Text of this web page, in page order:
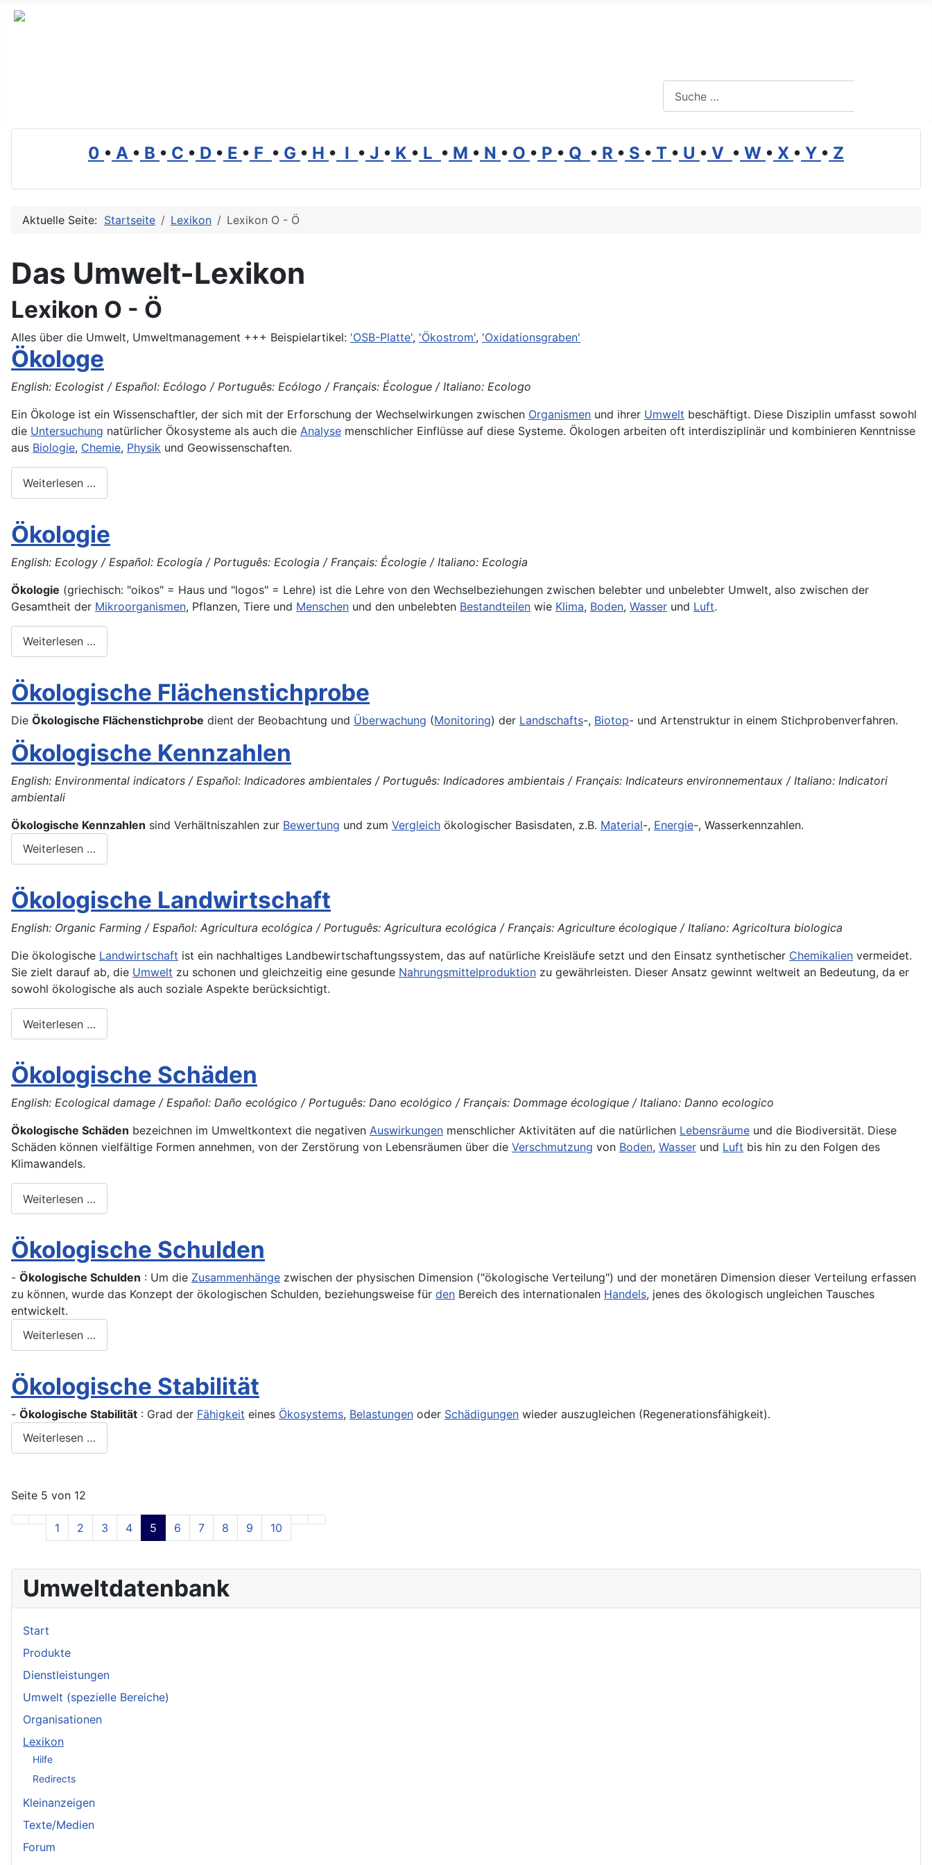
0 • A • B • C • D • E • F • G • H • I • J • K • L • M • N • O • P • Q • R • S • T • U • V • W • X • Y • Z
Aktuelle Seite: Startseite Lexikon Lexikon O - Ö
Das Umwelt-Lexikon
Lexikon O - Ö
Alles über die Umwelt, Umweltmanagement +++ Beispielartikel: 'OSB-Platte', 'Ökostrom', 'Oxidationsgraben'
Ökologe
English: Ecologist / Español: Ecólogo / Português: Ecólogo / Français: Écologue / Italiano: Ecologo
Ein Ökologe ist ein Wissenschaftler, der sich mit der Erforschung der Wechselwirkungen zwischen Organismen und ihrer Umwelt beschäftigt. Diese Disziplin umfasst sowohl
die Untersuchung natürlicher Ökosysteme als auch die Analyse menschlicher Einflüsse auf diese Systeme. Ökologen arbeiten oft interdisziplinär und kombinieren Kenntnisse
aus Biologie, Chemie, Physik und Geowissenschaften.
Weiterlesen …
Ökologie
English: Ecology / Español: Ecología / Português: Ecologia / Français: Écologie / Italiano: Ecologia
Ökologie (griechisch: "oikos" = Haus und "logos" = Lehre) ist die Lehre von den Wechselbeziehungen zwischen belebter und unbelebter Umwelt, also zwischen der
Gesamtheit der Mikroorganismen, Pflanzen, Tiere und Menschen und den unbelebten Bestandteilen wie Klima, Boden, Wasser und Luft.
Weiterlesen …
Ökologische Flächenstichprobe
Die Ökologische Flächenstichprobe dient der Beobachtung und Überwachung (Monitoring) der Landschafts-, Biotop- und Artenstruktur in einem Stichprobenverfahren.
Ökologische Kennzahlen
English: Environmental indicators / Español: Indicadores ambientales / Português: Indicadores ambientais / Français: Indicateurs environnementaux / Italiano: Indicatori
ambientali
Ökologische Kennzahlen sind Verhältniszahlen zur Bewertung und zum Vergleich ökologischer Basisdaten, z.B. Material-, Energie-, Wasserkennzahlen.
Weiterlesen …
Ökologische Landwirtschaft
English: Organic Farming / Español: Agricultura ecológica / Português: Agricultura ecológica / Français: Agriculture écologique / Italiano: Agricoltura biologica
Die ökologische Landwirtschaft ist ein nachhaltiges Landbewirtschaftungssystem, das auf natürliche Kreisläufe setzt und den Einsatz synthetischer Chemikalien vermeidet.
Sie zielt darauf ab, die Umwelt zu schonen und gleichzeitig eine gesunde Nahrungsmittelproduktion zu gewährleisten. Dieser Ansatz gewinnt weltweit an Bedeutung, da er
sowohl ökologische als auch soziale Aspekte berücksichtigt.
Weiterlesen …
Ökologische Schäden
English: Ecological damage / Español: Daño ecológico / Português: Dano ecológico / Français: Dommage écologique / Italiano: Danno ecologico
Ökologische Schäden bezeichnen im Umweltkontext die negativen Auswirkungen menschlicher Aktivitäten auf die natürlichen Lebensräume und die Biodiversität. Diese
Schäden können vielfältige Formen annehmen, von der Zerstörung von Lebensräumen über die Verschmutzung von Boden, Wasser und Luft bis hin zu den Folgen des
Klimawandels.
Weiterlesen …
Ökologische Schulden
- Ökologische Schulden : Um die Zusammenhänge zwischen der physischen Dimension ("ökologische Verteilung") und der monetären Dimension dieser Verteilung erfassen
zu können, wurde das Konzept der ökologischen Schulden, beziehungsweise für den Bereich des internationalen Handels, jenes des ökologisch ungleichen Tausches
entwickelt.
Weiterlesen …
Ökologische Stabilität
- Ökologische Stabilität : Grad der Fähigkeit eines Ökosystems, Belastungen oder Schädigungen wieder auszugleichen (Regenerationsfähigkeit).
Weiterlesen …
Seite 5 von 12
1 2 3 4 5 6 7 8 9 10
Umweltdatenbank
Start
Produkte
Dienstleistungen
Umwelt (spezielle Bereiche)
Organisationen
Lexikon
Hilfe
Redirects
Kleinanzeigen
Texte/Medien
Forum